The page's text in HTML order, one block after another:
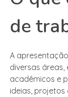
de
A
diversas áreas,
acadêmicos e
ideias,